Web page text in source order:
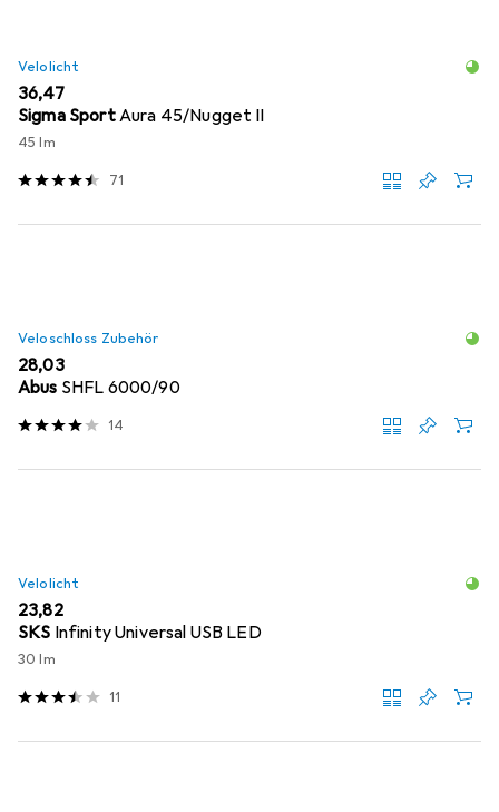
Velolicht
EUR
36,47
Sigma SportAura 45/Nugget II
45 lm
71
Veloschloss Zubehör
EUR
28,03
Abus SHFL 6000/90
14
Velolicht
EUR
23,82
SKS Infinity Universal USB LED
30 lm
11